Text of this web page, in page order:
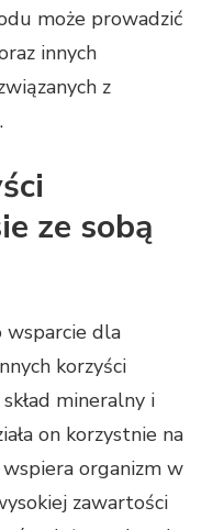
może prowadzić
innych
z
ze sobą
dla
korzyści
mineralny i
on korzystnie na
organizm w
zawartości